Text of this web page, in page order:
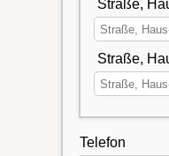
Straße,
Straße,
Telefon